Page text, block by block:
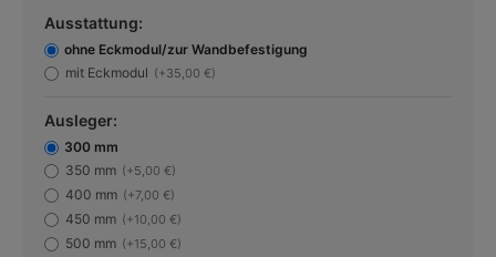
Ausstattung:
ohne Eckmodul/zur Wandbefestigung
mit Eckmodul (+35,00 €)
Ausleger:
300 mm
350 mm (+5,00 €)
400 mm (+7,00 €)
450 mm (+10,00 €)
500 mm (+15,00 €)